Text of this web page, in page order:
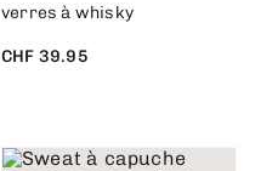
verres à whisky
CHF 39.95